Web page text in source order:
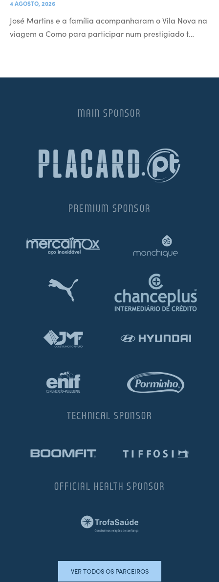
4 AGOSTO, 2026
José Martins e a família acompanharam o Vila Nova na
viagem a Como para participar num prestigiado t…
MAIN SPONSOR
PREMIUM SPONSOR
TECHNICAL SPONSOR
OFFICIAL HEALTH SPONSOR
VER TODOS OS PARCEIROS